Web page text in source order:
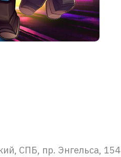
СПБ, пр. Энгельса, 154